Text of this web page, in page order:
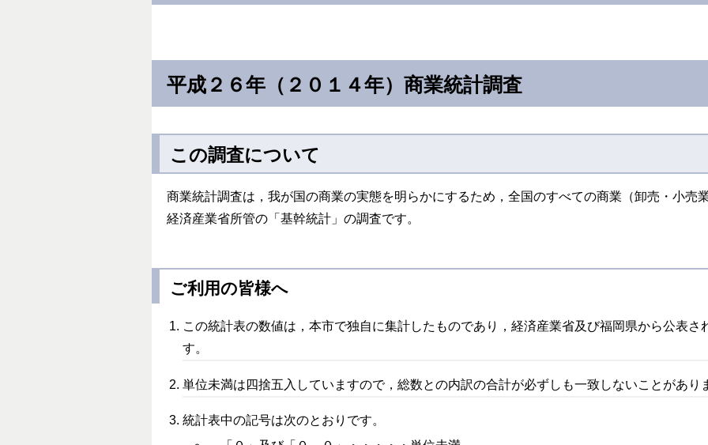
平成２６年（２０１４年）商業統計調査
この調査について
商業統計調査は，我が国の商業の実態を明らかにするため，全国のすべての商業（卸売・小売
経済産業省所管の「基幹統計」の調査です。
ご利用の皆様へ
この統計表の数値は，本市で独自に集計したものであり，経済産業省及び福岡県から公表
す。
単位未満は四捨五入していますので，総数との内訳の合計が必ずしも一致しないことがあり
統計表中の記号は次のとおりです。